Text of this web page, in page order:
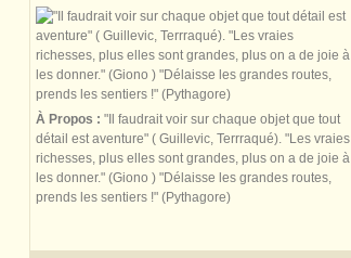
À Propos : "Il faudrait voir sur chaque objet que tout
détail est aventure" ( Guillevic, Terrraqué). "Les vraies
richesses, plus elles sont grandes, plus on a de joie à
les donner." (Giono ) "Délaisse les grandes routes,
prends les sentiers !" (Pythagore)